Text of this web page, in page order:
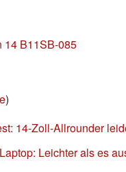
14 B11SB-085
)
14-Zoll-Allrounder
Leichter als es